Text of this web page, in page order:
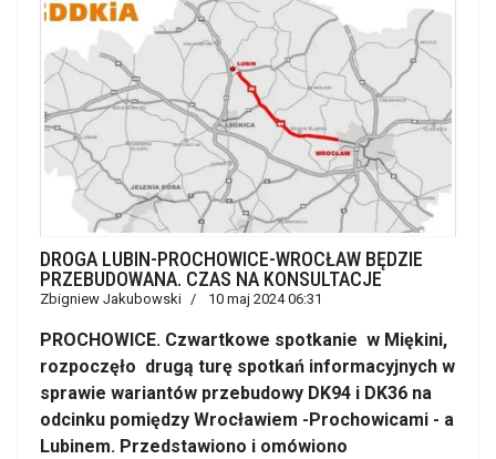
DROGA LUBIN-PROCHOWICE-WROCŁAW BĘDZIE
PRZEBUDOWANA. CZAS NA KONSULTACJE
Zbigniew Jakubowski 10 maj 2024 06:31
PROCHOWICE. Czwartkowe spotkanie w Miękini,
rozpoczęło drugą turę spotkań informacyjnych w
sprawie wariantów przebudowy DK94 i DK36 na
odcinku pomiędzy Wrocławiem -Prochowicami - a
Lubinem. Przedstawiono i omówiono